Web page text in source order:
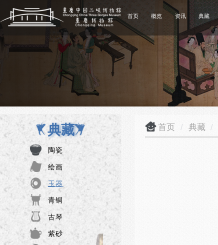
首页 概览 资讯 典藏
典藏
陶瓷
绘画
玉器
青铜
古琴
紫砂
首页 / 典藏 /